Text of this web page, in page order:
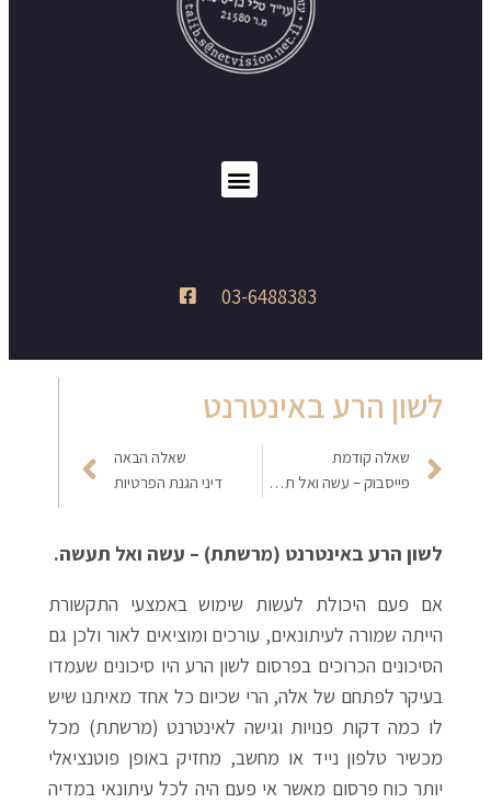
03-6488383
לשון הרע באינטרנט
שאלה קודמת
פייסבוק – עשה ואל תעשה
שאלה הבאה
דיני הגנת הפרטיות
לשון הרע באינטרנט (מרשתת) – עשה ואל תעשה.
אם פעם היכולת לעשות שימוש באמצעי התקשורת
הייתה שמורה לעיתונאים, עורכים ומוציאים לאור ולכן גם
הסיכונים הכרוכים בפרסום לשון הרע היו סיכונים שעמדו
בעיקר לפתחם של אלה, הרי שכיום כל אחד מאיתנו שיש
לו כמה דקות פנויות וגישה לאינטרנט (מרשתת) מכל
מכשיר טלפון נייד או מחשב, מחזיק באופן פוטנציאלי
יותר כוח פרסום מאשר אי פעם היה לכל עיתונאי במדיה